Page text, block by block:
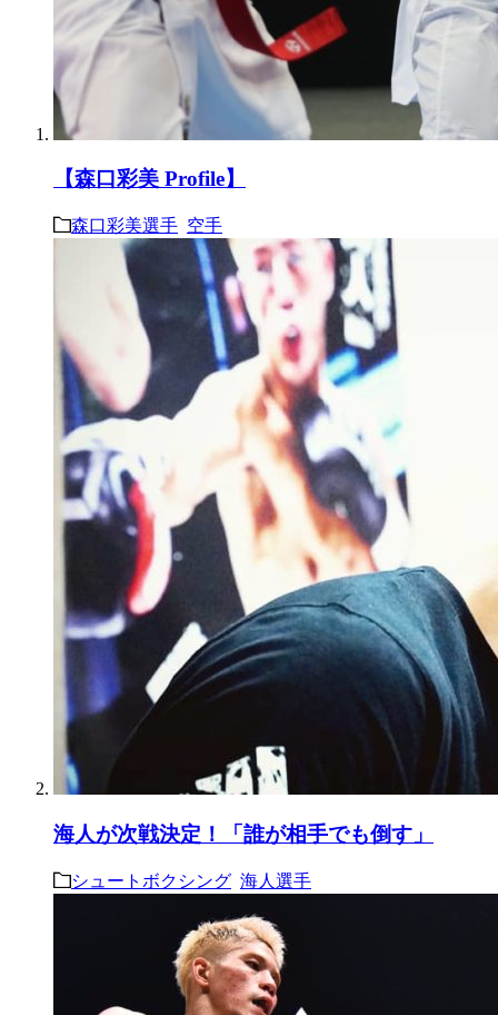
【森口彩美 Profile】
森口彩美選手 空手
海人が次戦決定！「誰が相手でも倒す」
シュートボクシング 海人選手